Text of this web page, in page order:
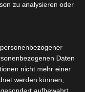
zu analysieren oder
Daten
nicht mehr einer
werden können,